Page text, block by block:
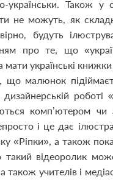
українськи. Також у
не можуть, як
будуть
про те, що
мати українські
що малюнок
комп’ютером
і це дає
«Ріпки», а також
відеоролик
а також учителів і